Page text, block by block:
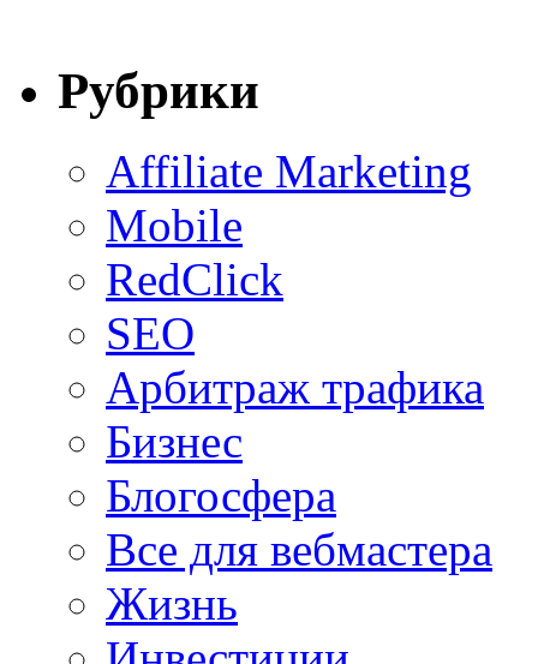
Рубрики
Affiliate Marketing
Mobile
RedClick
SEO
Арбитраж трафика
Бизнес
Блогосфера
Все для вебмастера
Жизнь